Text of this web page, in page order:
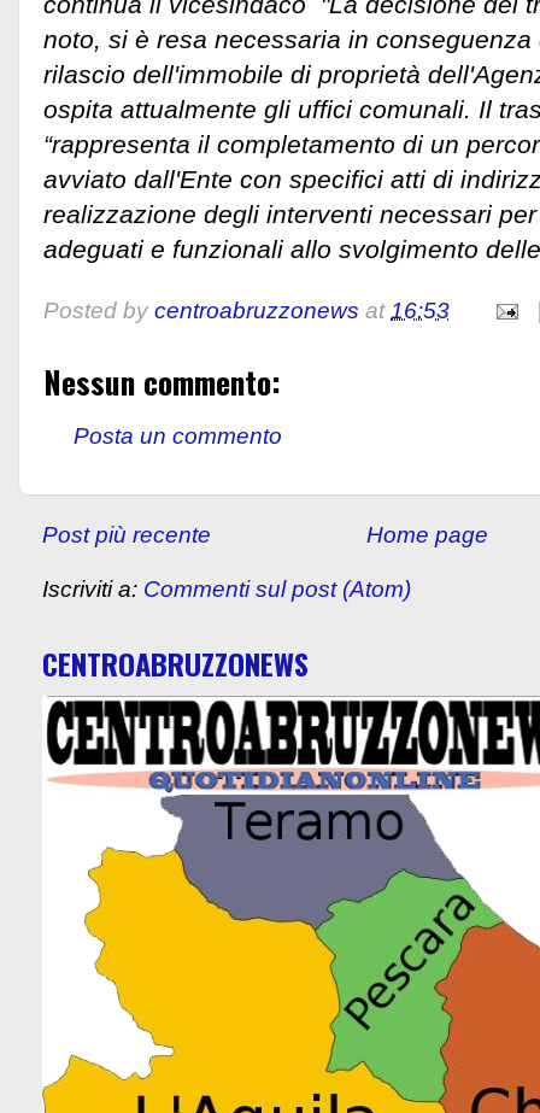
noto, si è resa necessaria in
rilascio dell'immobile di proprietà
ospita attualmente gli uffici comunali. Il
“rappresenta il completamento di un
avviato dall'Ente con specifici atti di
realizzazione degli interventi necessari
adeguati e funzionali allo svolgimento
Posted by centroabruzzonews at16:53
Nessun commento:
Posta un commento
Post più recente Home page
Iscriviti a: Commenti sul post (Atom)
CENTROABRUZZONEWS